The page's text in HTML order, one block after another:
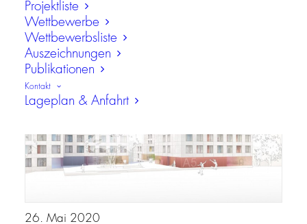
Projektliste
Wettbewerbe
Wettbewerbsliste
Auszeichnungen
Publikationen
Kontakt
Lageplan & Anfahrt
26. Mai 2020